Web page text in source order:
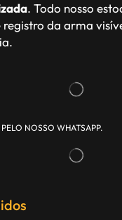
. Todo nosso
registro da arma
NOSSO WHATSAPP.